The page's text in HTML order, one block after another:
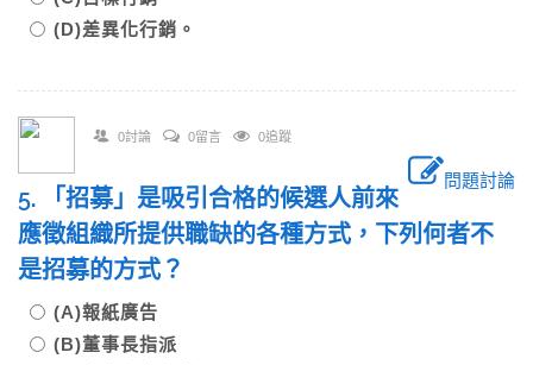
(D)差異化行銷。
0討論 0留言 0追蹤
問題討論
5. 「招募」是吸引合格的候選人前來
應徵組織所提供職缺的各種方式，下列何者不
是招募的方式？
(A)報紙廣告
(B)董事長指派